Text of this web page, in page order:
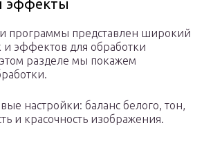
эффекты
программы представлен широкий
и эффектов для обработки
разделе мы покажем
настройки: баланс белого, тон,
и красочность изображения.